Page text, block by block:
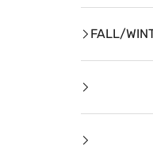
FALL/